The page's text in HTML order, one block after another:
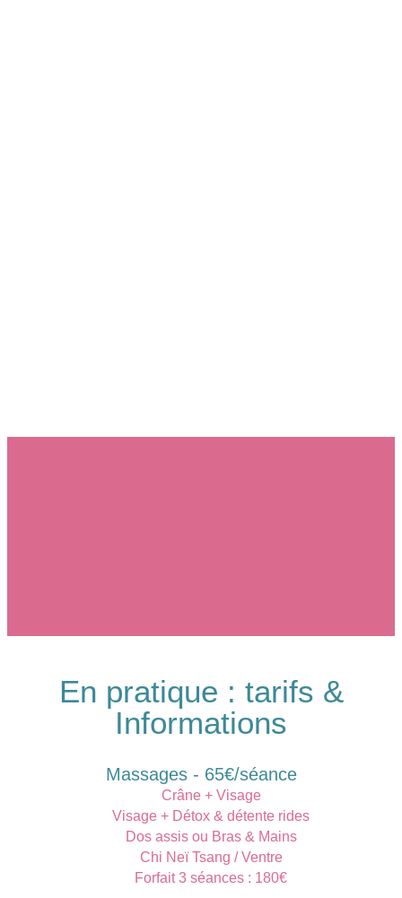
En pratique : tarifs &
Informations
Massages - 65€/séance
Crâne + Visage
Visage + Détox & détente rides
Dos assis ou Bras & Mains
Chi Neï Tsang / Ventre
Forfait 3 séances : 180€